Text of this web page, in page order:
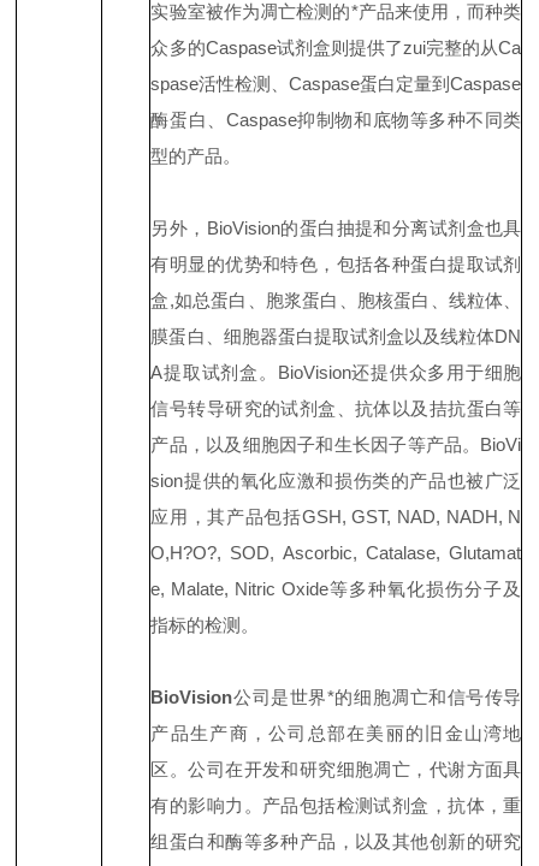
实验室被作为凋亡检测的*产品来使用，而种类
众多的Caspase试剂盒则提供了zui完整的从Ca
spase活性检测、Caspase蛋白定量到Caspase
酶蛋白、Caspase抑制物和底物等多种不同类
型的产品。
另外，BioVision的蛋白抽提和分离试剂盒也具
有明显的优势和特色，包括各种蛋白提取试剂
盒,如总蛋白、胞浆蛋白、胞核蛋白、线粒体、
膜蛋白、细胞器蛋白提取试剂盒以及线粒体DN
A提取试剂盒。BioVision还提供众多用于细胞
信号转导研究的试剂盒、抗体以及拮抗蛋白等
产品，以及细胞因子和生长因子等产品。BioVi
sion提供的氧化应激和损伤类的产品也被广泛
应用，其产品包括GSH, GST, NAD, NADH, N
O,H?O?, SOD, Ascorbic, Catalase, Glutamat
e, Malate, Nitric Oxide等多种氧化损伤分子及
指标的检测。
BioVision公司是世界*的细胞凋亡和信号传导
产品生产商，公司总部在美丽的旧金山湾地
区。公司在开发和研究细胞凋亡，代谢方面具
有的影响力。产品包括检测试剂盒，抗体，重
组蛋白和酶等多种产品，以及其他创新的研究